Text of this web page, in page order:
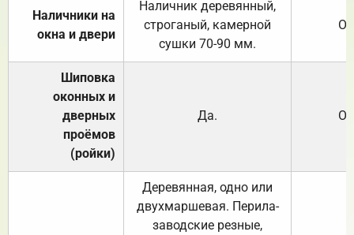
Наличники на
окна и двери
Наличник деревянный,
строганый, камерной
сушки 70-90 мм.
Шиповка
оконных и
дверных
проёмов
(ройки)
Да.
Деревянная, одно или
двухмаршевая. Перила-
заводские резные,